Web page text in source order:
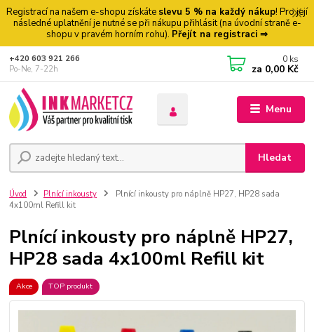
Registrací na našem e-shopu získáte slevu 5 % na každý nákup! Pro její
následné uplatnění je nutné se při nákupu přihlásit (na úvodní straně e-
shopu v pravém horním rohu). Přejít na registraci ⇒
Menu
Hledat
+420 603 921 266
Po-Ne, 7-22h
0 ks
za 0,00 Kč
Úvod Plnící inkousty
Plnící inkousty pro náplně HP27, HP28 sada
4x100ml Refill kit
Plnící inkousty pro náplně HP27,
HP28 sada 4x100ml Refill kit
Akce TOP produkt